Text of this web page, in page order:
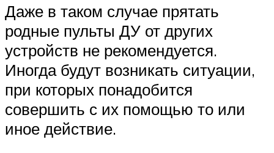
Даже в таком случае прятать
родные пульты ДУ от других
устройств не рекомендуется.
Иногда будут возникать ситуации,
при которых понадобится
совершить с их помощью то или
иное действие.